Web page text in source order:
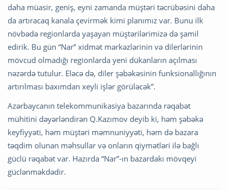
daha müasir, geniş, eyni zamanda müştəri təcrübəsini daha
da artıracaq kanala çevirmək kimi planımız var. Bunu ilk
növbədə regionlarda yaşayan müştərilərimizə də şamil
edirik. Bu gün “Nar” xidmət mərkəzlərinin və dilerlərinin
mövcud olmadığı regionlarda yeni dükanların açılması
nəzərdə tutulur. Eləcə də, diler şəbəkəsinin funksionallığının
artırılması baxımdan xeyli işlər görüləcək”.
Azərbaycanın telekommunikasiya bazarında rəqabət
mühitini dəyərləndirən Q.Kazımov deyib ki, həm şəbəkə
keyfiyyəti, həm müştəri məmnuniyyəti, həm də bazara
təqdim olunan məhsullar və onların qiymətləri ilə bağlı
güclü rəqabət var. Hazırda “Nar”-ın bazardakı mövqeyi
güclənməkdədir.